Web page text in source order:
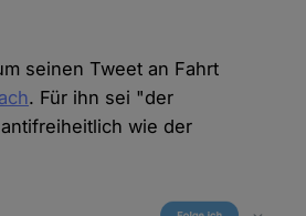
seinen Tweet an Fahrt
. Für ihn sei "der
wie der